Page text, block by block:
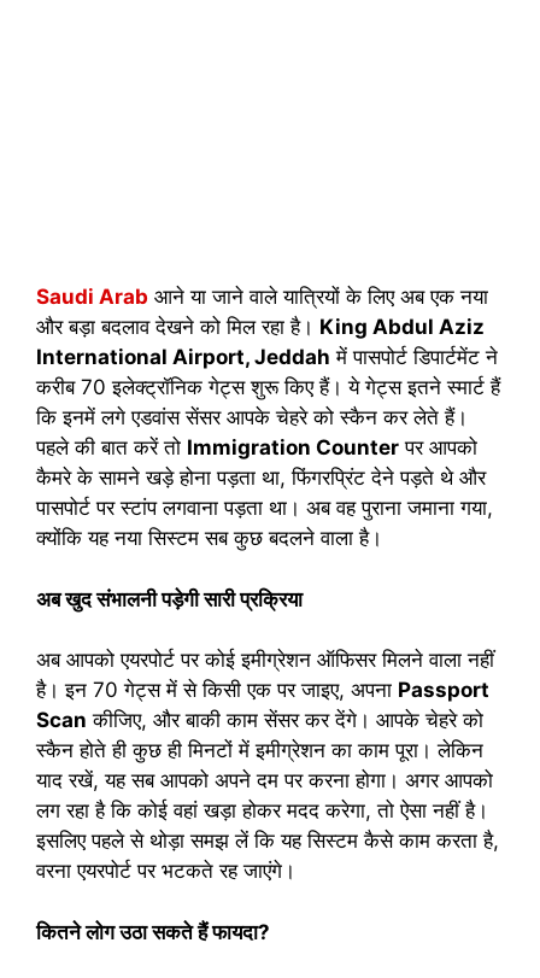
Saudi Arab आने या जाने वाले यात्रियों के लिए अब एक नया
और बड़ा बदलाव देखने को मिल रहा है। King Abdul Aziz
International Airport, Jeddah में पासपोर्ट डिपार्टमेंट ने
करीब 70 इलेक्ट्रॉनिक गेट्स शुरू किए हैं। ये गेट्स इतने स्मार्ट हैं
कि इनमें लगे एडवांस सेंसर आपके चेहरे को स्कैन कर लेते हैं।
पहले की बात करें तो Immigration Counter पर आपको
कैमरे के सामने खड़े होना पड़ता था, फिंगरप्रिंट देने पड़ते थे और
पासपोर्ट पर स्टांप लगवाना पड़ता था। अब वह पुराना जमाना गया,
क्योंकि यह नया सिस्टम सब कुछ बदलने वाला है।
अब खुद संभालनी पड़ेगी सारी प्रक्रिया
अब आपको एयरपोर्ट पर कोई इमीग्रेशन ऑफिसर मिलने वाला नहीं
है। इन 70 गेट्स में से किसी एक पर जाइए, अपना Passport
Scan कीजिए, और बाकी काम सेंसर कर देंगे। आपके चेहरे को
स्कैन होते ही कुछ ही मिनटों में इमीग्रेशन का काम पूरा। लेकिन
याद रखें, यह सब आपको अपने दम पर करना होगा। अगर आपको
लग रहा है कि कोई वहां खड़ा होकर मदद करेगा, तो ऐसा नहीं है।
इसलिए पहले से थोड़ा समझ लें कि यह सिस्टम कैसे काम करता है,
वरना एयरपोर्ट पर भटकते रह जाएंगे।
कितने लोग उठा सकते हैं फायदा?